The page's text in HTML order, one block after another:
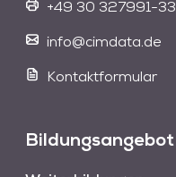
+49 30 327991-33
info@cimdata.de
Kontaktformular
Bildungsangebot